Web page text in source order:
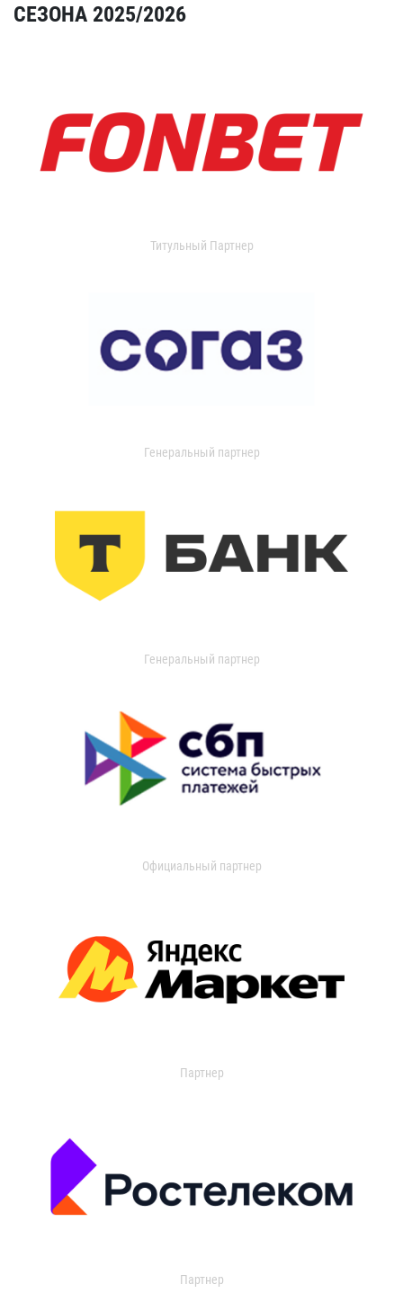
СЕЗОНА 2025/2026
Титульный Партнер
Генеральный партнер
Генеральный партнер
Официальный партнер
Партнер
Партнер